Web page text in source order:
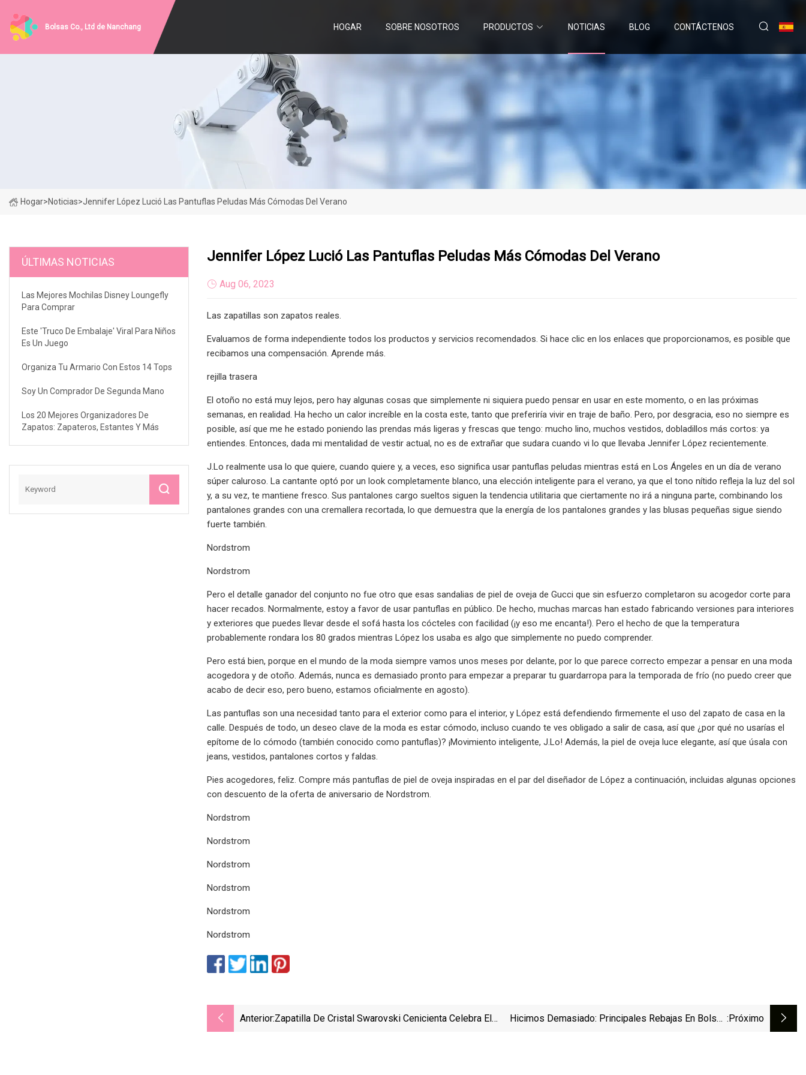
Bolsas Co., Ltd de Nanchang HOGAR SOBRE NOSOTROS PRODUCTOS NOTICIAS BLOG CONTÁCTENOS
Hogar>Noticias>Jennifer López Lució Las Pantuflas Peludas Más Cómodas Del Verano
ÚLTIMAS NOTICIAS
Las Mejores Mochilas Disney Loungefly
Para Comprar
Este 'truco De Embalaje' Viral Para Niños
Es Un Juego
Organiza Tu Armario Con Estos 14 Tops
Soy Un Comprador De Segunda Mano
Los 20 Mejores Organizadores De
Zapatos: Zapateros, Estantes Y Más
Jennifer López Lució Las Pantuflas Peludas Más Cómodas Del Verano
Aug 06, 2023
Las zapatillas son zapatos reales.
Evaluamos de forma independiente todos los productos y servicios recomendados. Si hace clic en los enlaces que proporcionamos, es posible que
recibamos una compensación. Aprende más.
rejilla trasera
El otoño no está muy lejos, pero hay algunas cosas que simplemente ni siquiera puedo pensar en usar en este momento, o en las próximas
semanas, en realidad. Ha hecho un calor increíble en la costa este, tanto que preferiría vivir en traje de baño. Pero, por desgracia, eso no siempre es
posible, así que me he estado poniendo las prendas más ligeras y frescas que tengo: mucho lino, muchos vestidos, dobladillos más cortos: ya
entiendes. Entonces, dada mi mentalidad de vestir actual, no es de extrañar que sudara cuando vi lo que llevaba Jennifer López recientemente.
J.Lo realmente usa lo que quiere, cuando quiere y, a veces, eso significa usar pantuflas peludas mientras está en Los Ángeles en un día de verano
súper caluroso. La cantante optó por un look completamente blanco, una elección inteligente para el verano, ya que el tono nítido refleja la luz del sol
y, a su vez, te mantiene fresco. Sus pantalones cargo sueltos siguen la tendencia utilitaria que ciertamente no irá a ninguna parte, combinando los
pantalones grandes con una cremallera recortada, lo que demuestra que la energía de los pantalones grandes y las blusas pequeñas sigue siendo
fuerte también.
Nordstrom
Nordstrom
Pero el detalle ganador del conjunto no fue otro que esas sandalias de piel de oveja de Gucci que sin esfuerzo completaron su acogedor corte para
hacer recados. Normalmente, estoy a favor de usar pantuflas en público. De hecho, muchas marcas han estado fabricando versiones para interiores
y exteriores que puedes llevar desde el sofá hasta los cócteles con facilidad (¡y eso me encanta!). Pero el hecho de que la temperatura
probablemente rondara los 80 grados mientras López los usaba es algo que simplemente no puedo comprender.
Pero está bien, porque en el mundo de la moda siempre vamos unos meses por delante, por lo que parece correcto empezar a pensar en una moda
acogedora y de otoño. Además, nunca es demasiado pronto para empezar a preparar tu guardarropa para la temporada de frío (no puedo creer que
acabo de decir eso, pero bueno, estamos oficialmente en agosto).
Las pantuflas son una necesidad tanto para el exterior como para el interior, y López está defendiendo firmemente el uso del zapato de casa en la
calle. Después de todo, un deseo clave de la moda es estar cómodo, incluso cuando te ves obligado a salir de casa, así que ¿por qué no usarías el
epítome de lo cómodo (también conocido como pantuflas)? ¡Movimiento inteligente, J.Lo! Además, la piel de oveja luce elegante, así que úsala con
jeans, vestidos, pantalones cortos y faldas.
Pies acogedores, feliz. Compre más pantuflas de piel de oveja inspiradas en el par del diseñador de López a continuación, incluidas algunas opciones
con descuento de la oferta de aniversario de Nordstrom.
Nordstrom
Nordstrom
Nordstrom
Nordstrom
Nordstrom
Nordstrom
Anterior:Zapatilla De Cristal Swarovski Cenicienta Celebra El
Hicimos Demasiado: Principales Rebajas En Bolsas :próximo